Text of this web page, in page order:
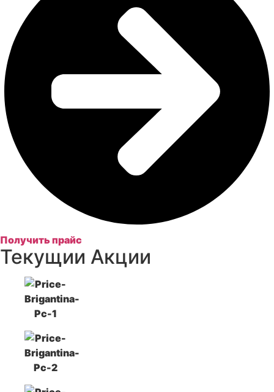
Получить прайс
Текущии Акции